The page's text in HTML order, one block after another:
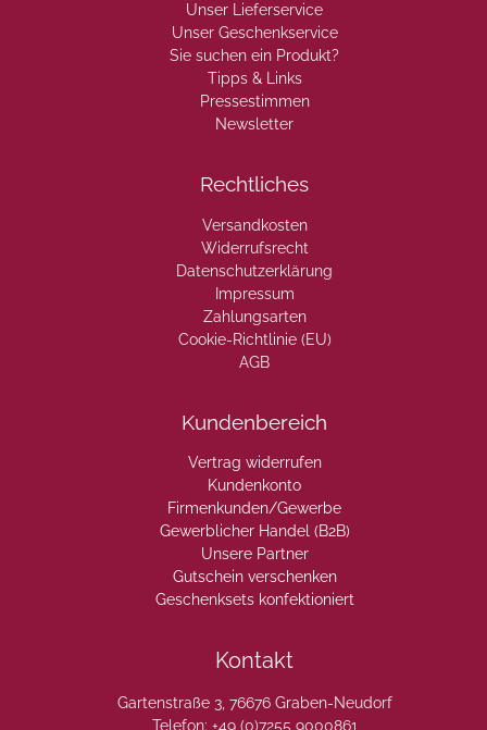
Unser Lieferservice
Unser Geschenkservice
Sie suchen ein Produkt?
Tipps & Links
Pressestimmen
Newsletter
Rechtliches
Versandkosten
Widerrufsrecht
Datenschutzerklärung
Impressum
Zahlungsarten
Cookie-Richtlinie (EU)
AGB
Kundenbereich
Vertrag widerrufen
Kundenkonto
Firmenkunden/Gewerbe
Gewerblicher Handel (B2B)
Unsere Partner
Gutschein verschenken
Geschenksets konfektioniert
Kontakt
Gartenstraße 3, 76676 Graben-Neudorf
Telefon: +49 (0)7255 9000861